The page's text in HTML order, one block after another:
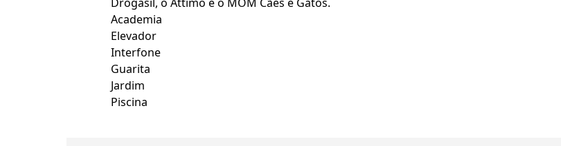
Academia
Elevador
Interfone
Guarita
Jardim
Piscina